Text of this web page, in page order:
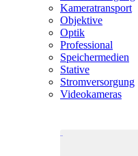
Kameratransport
Objektive
Optik
Professional
Speichermedien
Stative
Stromversorgung
Videokameras